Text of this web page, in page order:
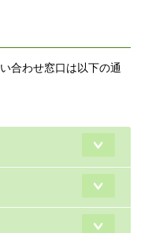
合わせ窓口は以下の通